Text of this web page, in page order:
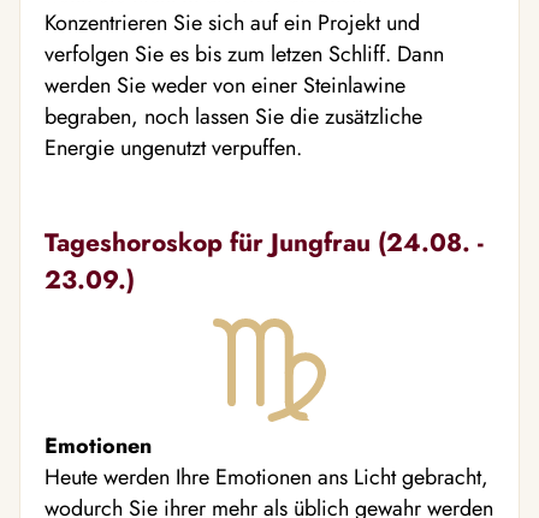
Konzentrieren Sie sich auf ein Projekt und
verfolgen Sie es bis zum letzen Schliff. Dann
werden Sie weder von einer Steinlawine
begraben, noch lassen Sie die zusätzliche
Energie ungenutzt verpuffen.
Tageshoroskop für Jungfrau (24.08. -
23.09.)
Emotionen
Heute werden Ihre Emotionen ans Licht gebracht,
wodurch Sie ihrer mehr als üblich gewahr werden